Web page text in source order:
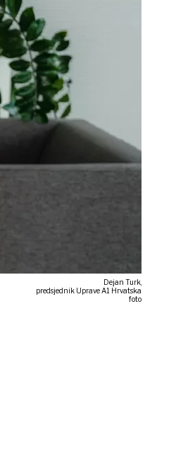
Dejan Turk,
predsjednik Uprave A1 Hrvatska
foto